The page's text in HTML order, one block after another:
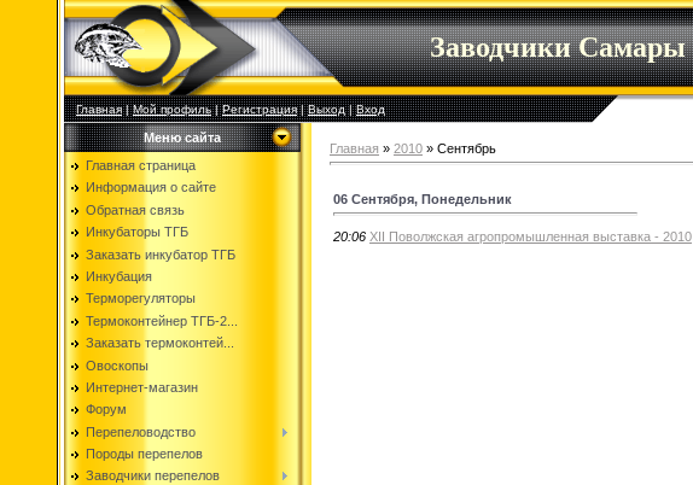
Заводчики Самары
Главная|Мой профиль|Регистрация|Выход|Вход
Меню сайта
Главная страница
Информация о сайте
Обратная связь
Инкубаторы ТГБ
Заказать инкубатор ТГБ
Инкубация
Терморегуляторы
Термоконтейнер ТГБ-2...
Заказать термоконтей...
Овоскопы
Интернет-магазин
Форум
Перепеловодство
Породы перепелов
Заводчики перепелов
Главная » 2010 » Сентябрь
06 Сентября, Понедельник
20:06 XII Поволжская агропромышленная выставка - 2010